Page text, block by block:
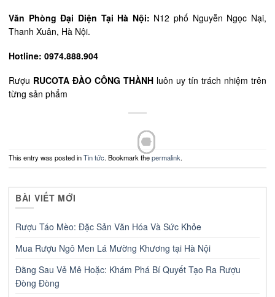
Văn Phòng Đại Diện Tại Hà Nội: N12 phố Nguyễn Ngọc Nại,
Thanh Xuân, Hà Nội.
Hotline: 0974.888.904
Rượu RUCOTA ĐÀO CÔNG THÀNH luôn uy tín trách nhiệm trên
từng sản phẩm
This entry was posted inTin tức. Bookmark thepermalink.
BÀI VIẾT MỚI
Rượu Táo Mèo: Đặc Sản Văn Hóa Và Sức Khỏe
Mua Rượu Ngô Men Lá Mường Khương tại Hà Nội
Đằng Sau Vẻ Mê Hoặc: Khám Phá Bí Quyết Tạo Ra Rượu
Đòng Đòng